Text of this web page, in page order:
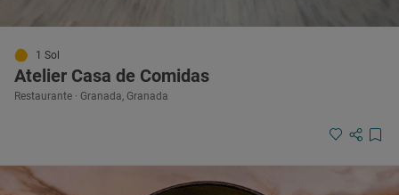
1 Sol
Atelier Casa de Comidas
Restaurante · Granada, Granada